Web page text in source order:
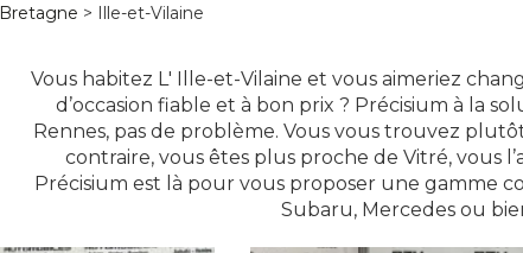
Bretagne > Ille-et-Vilaine
Vous habitez L' Ille-et-Vilaine et vous aimeriez
d’occasion fiable et à bon prix ? Précisium à la
Rennes, pas de problème. Vous vous trouvez
contraire, vous êtes plus proche de Vitré, vous
Précisium est là pour vous proposer une gamme
Subaru, Mercedes ou